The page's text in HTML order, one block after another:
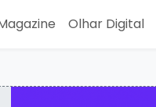
Olhar Digital